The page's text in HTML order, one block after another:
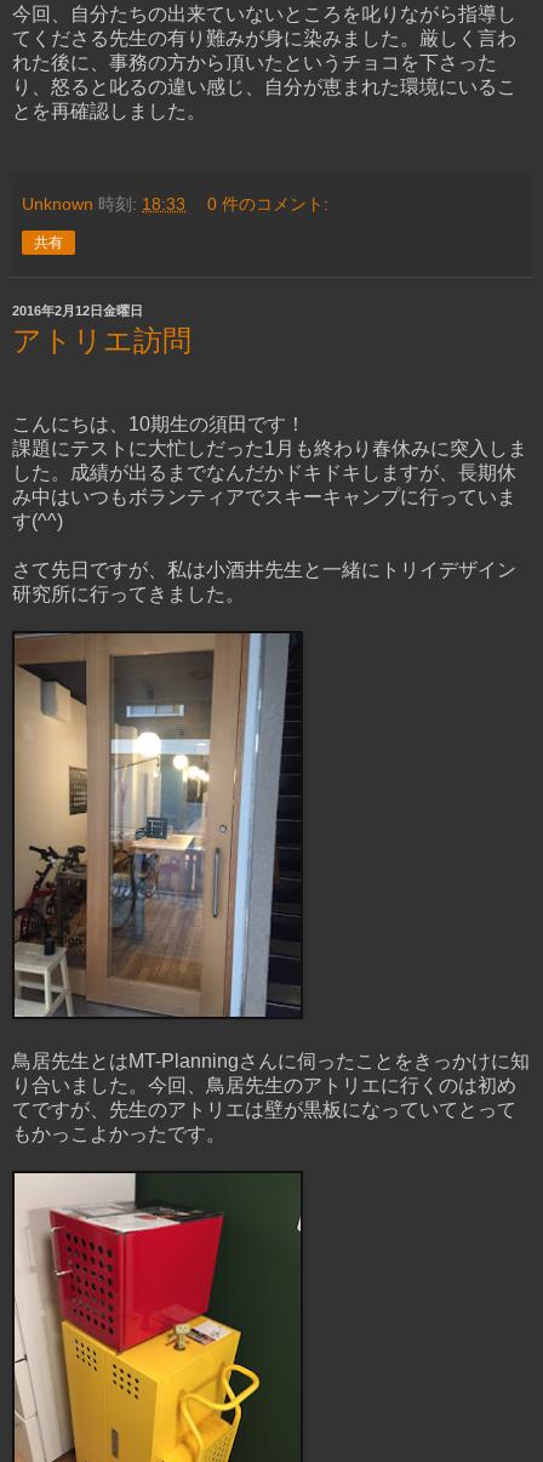
今回、自分たちの出来ていないところを叱りながら指導し
てくださる先生の有り難みが身に染みました。厳しく言わ
れた後に、事務の方から頂いたというチョコを下さった
り、怒ると叱るの違い感じ、自分が恵まれた環境にいるこ
とを再確認しました。
Unknown 時刻: 18:33 0 件のコメント:
共有
2016年2月12日金曜日
アトリエ訪問
こんにちは、10期生の須田です！
課題にテストに大忙しだった1月も終わり春休みに突入しま
した。成績が出るまでなんだかドキドキしますが、長期休
み中はいつもボランティアでスキーキャンプに行っていま
す(^^)
さて先日ですが、私は小酒井先生と一緒にトリイデザイン
研究所に行ってきました。
鳥居先生とはMT-Planningさんに伺ったことをきっかけに知
り合いました。今回、鳥居先生のアトリエに行くのは初め
てですが、先生のアトリエは壁が黒板になっていてとって
もかっこよかったです。